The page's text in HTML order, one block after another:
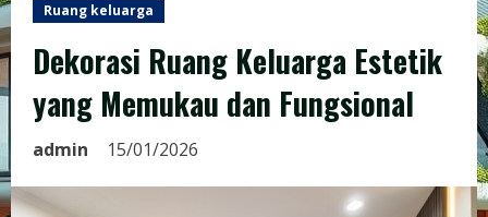
Ruang keluarga
Dekorasi Ruang Keluarga Estetik
yang Memukau dan Fungsional
admin 15/01/2026